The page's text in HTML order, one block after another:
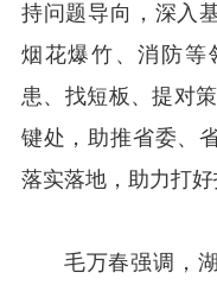
持问题导向，深入
烟花爆竹、消防等
患、找短板、提对
键处，助推省委、
落实落地，助力打好
毛万春强调，